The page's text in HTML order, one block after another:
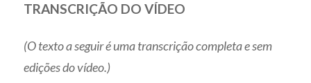
TRANSCRIÇÃO DO VÍDEO
(O texto a seguir é uma transcrição completa e sem
edições do vídeo.)